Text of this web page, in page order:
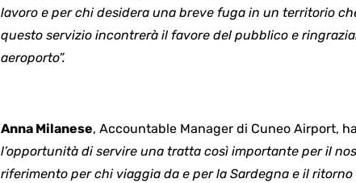
lavoro e per chi desidera una breve fuga in un territorio
questo servizio incontrerà il favore del pubblico e
aeroporto”.
Anna Milanese, Accountable Manager di Cuneo Airport,
l’opportunità di servire una tratta così importante per il
riferimento per chi viaggia da e per la Sardegna e il